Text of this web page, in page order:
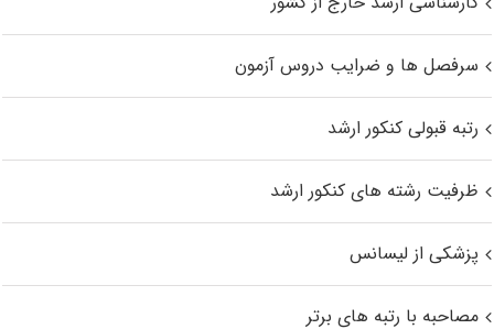
سرفصل ها و ضرایب دروس آزمون
رتبه قبولی کنکور ارشد
ظرفیت رشته های کنکور ارشد
پزشکی از لیسانس
مصاحبه با رتبه های برتر